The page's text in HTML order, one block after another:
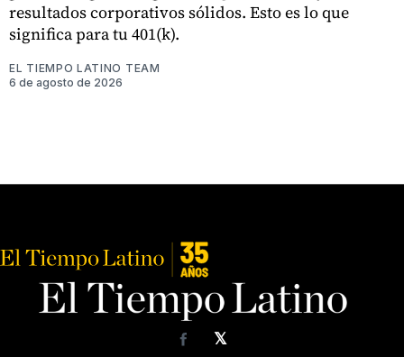
resultados corporativos sólidos. Esto es lo que
significa para tu 401(k).
EL TIEMPO LATINO TEAM
6 de agosto de 2026
𝕏
Facebook